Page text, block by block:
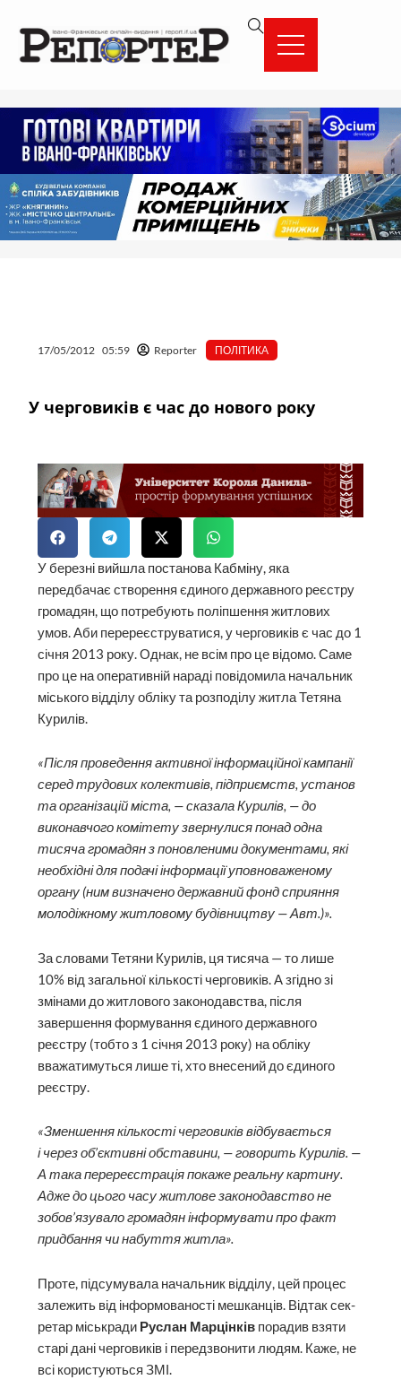
вмісту
17/05/2012 05:59 Reporter ПОЛІТИКА
У черговиків є час до нового року
У березні вийшла постанова Кабміну, яка
передбачає створення єдиного державного реєстру
громадян, що потребують поліпшення житлових
умов. Аби перереєструватися, у черговиків є час до 1
січня 2013 року. Однак, не всім про це відомо. Саме
про це на оперативній нараді повідомила начальник
міського відділу обліку та розподілу житла Тетяна
Курилів.
«Після проведення активної інформаційної кампанії
серед трудових колективів, підприємств, установ
та організацій міста, — сказала Курилів, — до
виконавчого комітету звернулися понад одна
тисяча громадян з поновленими документами, які
необхідні для подачі інформації уповноваженому
органу (ним визначено державний фонд сприяння
молодіжному житловому будівництву — Авт.)».
За словами Тетяни Курилів, ця тисяча — то лише
10% від загальної кількості черговиків. А згідно зі
змінами до житлового законодавства, після
завершення формування єдиного державного
реєстру (тобто з 1 січня 2013 року) на обліку
вважатимуться лише ті, хто внесений до єдиного
реєстру.
«Зменшення кількості черговиків відбувається
і через об’єктивні обставини, — говорить Курилів. —
А така перереєстрація покаже реальну картину.
Адже до цього часу житлове законодавство не
зобов’язувало громадян інформувати про факт
придбання чи набуття житла».
Проте, підсумувала начальник відділу, цей процес
залежить від інформованості мешканців. Відтак сек­
ретар міськради Руслан Марцінків порадив взяти
старі дані черговиків і передзвонити людям. Каже, не
всі користуються ЗМІ.